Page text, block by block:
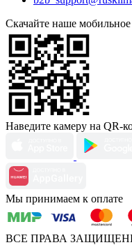
Скачайте наше
Наведите камеру на QR-
Мы принимаем к оплате
ВСЕ ПРАВА